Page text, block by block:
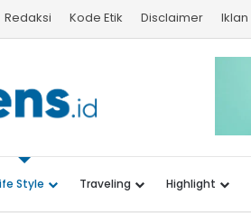
Redaksi Kode Etik Disclaimer Iklan
Style Traveling Highlight